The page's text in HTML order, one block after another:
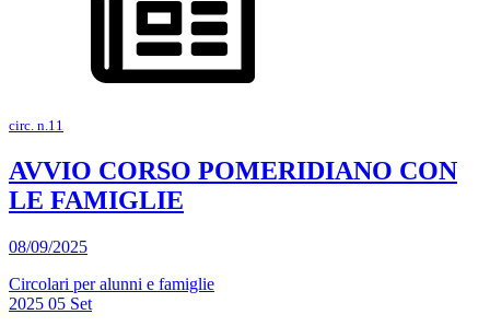
circ. n.11
AVVIO CORSO POMERIDIANO CON
LE FAMIGLIE
08/09/2025
Circolari per alunni e famiglie
2025 05 Set